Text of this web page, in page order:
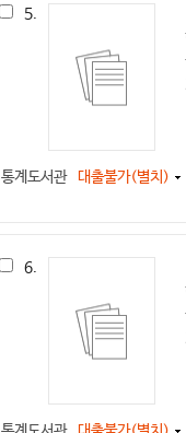
5.
통계도서관 대출불가(별치)
6.